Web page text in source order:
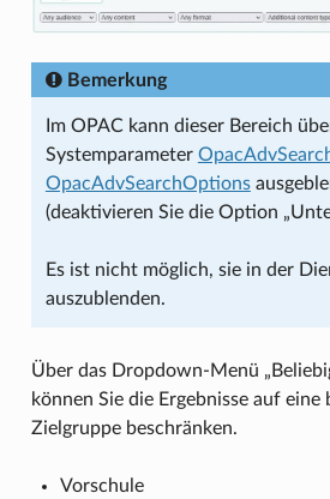
Bemerkung
Im OPAC kann dieser Bereich
Systemparameter
OpacAdvSearchOptions
(deaktivieren Sie die Option
Es ist nicht möglich, sie in der
auszublenden.
Über das Dropdown-Menü
können Sie die Ergebnisse auf eine
Zielgruppe beschränken.
Vorschule